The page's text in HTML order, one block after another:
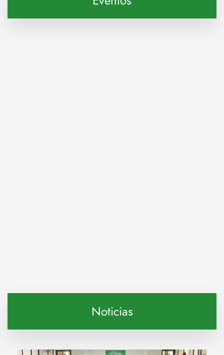
Noticias